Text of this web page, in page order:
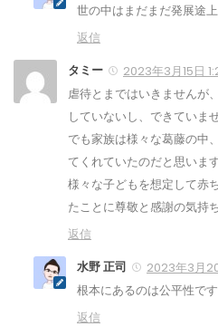
世の中はまだまだ発展途上
返信
タミー
2023年3月15日
虐待とまではいきませんが
していないし、できていませ
でも家族は様々な葛藤の中
てくれていたのだと思いま
様々な子どもを想定して赤
たことに尊敬と感謝の気持ち
返信
水野 正司
2023年3月
根本にあるのは公平性です
返信